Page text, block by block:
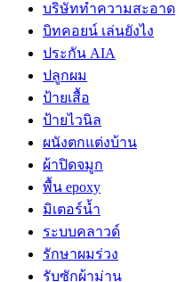
บริษัททำความสะอาด
บิทคอยน์ เล่นยังไง
ประกัน AIA
ปลูกผม
ป้ายเสื้อ
ป้ายไวนิล
ผนังตกแต่งบ้าน
ผ้าปิดจมูก
พื้น epoxy
มิเตอร์น้ำ
ระบบคลาวด์
รักษาผมร่วง
รับซักผ้าม่าน